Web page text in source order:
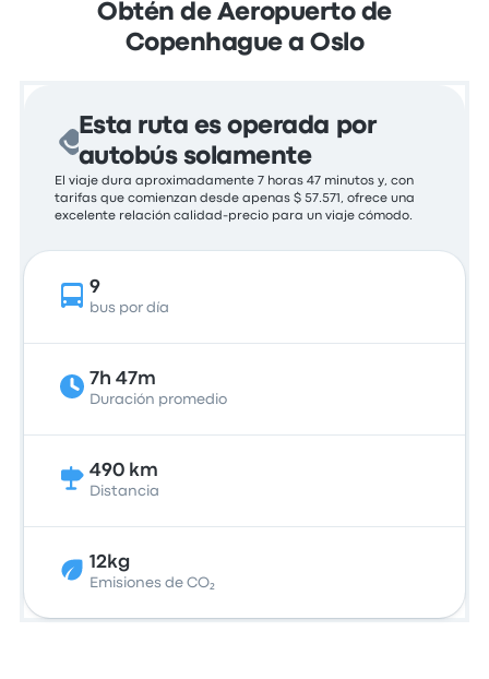
Obtén de Aeropuerto de
Copenhague a Oslo
Esta ruta es operada por
autobús solamente
El viaje dura aproximadamente 7 horas 47 minutos y, con
tarifas que comienzan desde apenas $ 57.571, ofrece una
excelente relación calidad-precio para un viaje cómodo.
9
bus por día
7h 47m
Duración promedio
490 km
Distancia
12kg
Emisiones de CO₂